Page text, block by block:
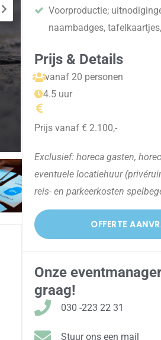
Voorproductie;
naambadges,
Prijs & Details
vanaf 20 personen
4.5 uur
Prijs vanaf € 2.100,-
Exclusief: horeca gasten,
eventuele locatiehuur
reis- en parkeerkosten
OFFERTE
Onze
graag!
030 -223 22 31
Stuur ons een mail